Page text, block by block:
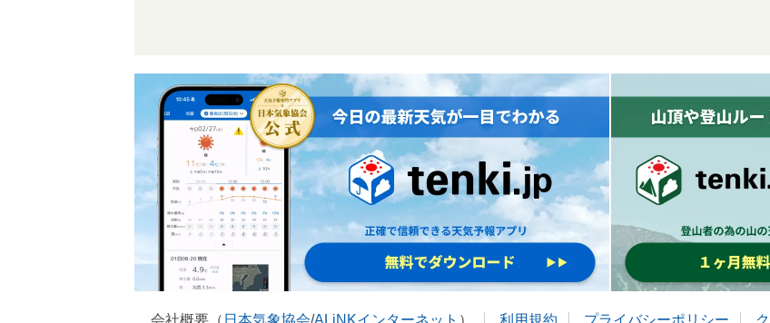
会社概要（ 日本気象協会/ALiNKインターネット ） 利用規約 プライバシーポリシー